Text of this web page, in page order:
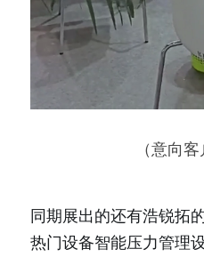
（意向客
同期展出的还有浩锐拓
热门设备智能压力管理